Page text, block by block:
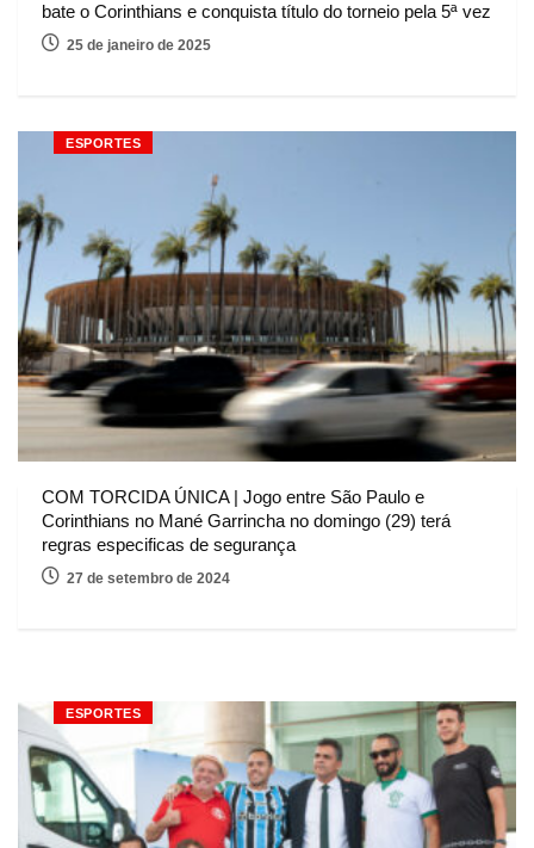
bate o Corinthians e conquista título do torneio pela 5ª vez
25 de janeiro de 2025
ESPORTES
COM TORCIDA ÚNICA | Jogo entre São Paulo e
Corinthians no Mané Garrincha no domingo (29) terá
regras especificas de segurança
27 de setembro de 2024
ESPORTES